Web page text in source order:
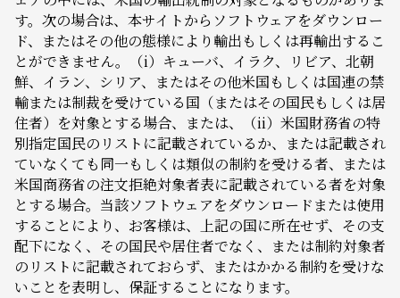
す。次の場合は、本サイトからソフトウェアをダウンロー
ド、またはその他の態様により輸出もしくは再輸出するこ
とができません。（i）キューバ、イラク、リビア、北朝
鮮、イラン、シリア、またはその他米国もしくは国連の禁
輸または制裁を受けている国（またはその国民もしくは居
住者）を対象とする場合、または、（ii）米国財務省の特
別指定国民のリストに記載されているか、または記載され
ていなくても同一もしくは類似の制約を受ける者、または
米国商務省の注文拒絶対象者表に記載されている者を対象
とする場合。当該ソフトウェアをダウンロードまたは使用
することにより、お客様は、上記の国に所在せず、その支
配下になく、その国民や居住者でなく、または制約対象者
のリストに記載されておらず、またはかかる制約を受けな
いことを表明し、保証することになります。